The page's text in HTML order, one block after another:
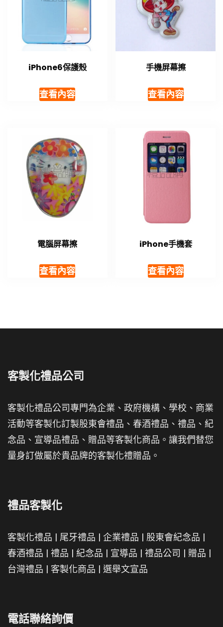
iPhone6​​保護殼
查看內容
手機屏幕擦
查看內容
電腦屏幕擦
查看內容
iPhone手機套
查看內容
客製化禮品公司
客製化禮品公司專門為企業、政府機構、學校、商業
活動等客製化訂製股東會禮品、春酒禮品、禮品、紀
念品、宣導品禮品、贈品等客製化商品。讓我們替您
量身訂做屬於貴品牌的客製化禮贈品。
禮品客製化
客製化禮品 | 尾牙禮品 | 企業禮品 | 股東會紀念品 |
春酒禮品 | 禮品 | 紀念品 | 宣導品 | 禮品公司 | 贈品 |
台灣禮品 | 客製化商品 | 選舉文宣品
電話聯絡詢價